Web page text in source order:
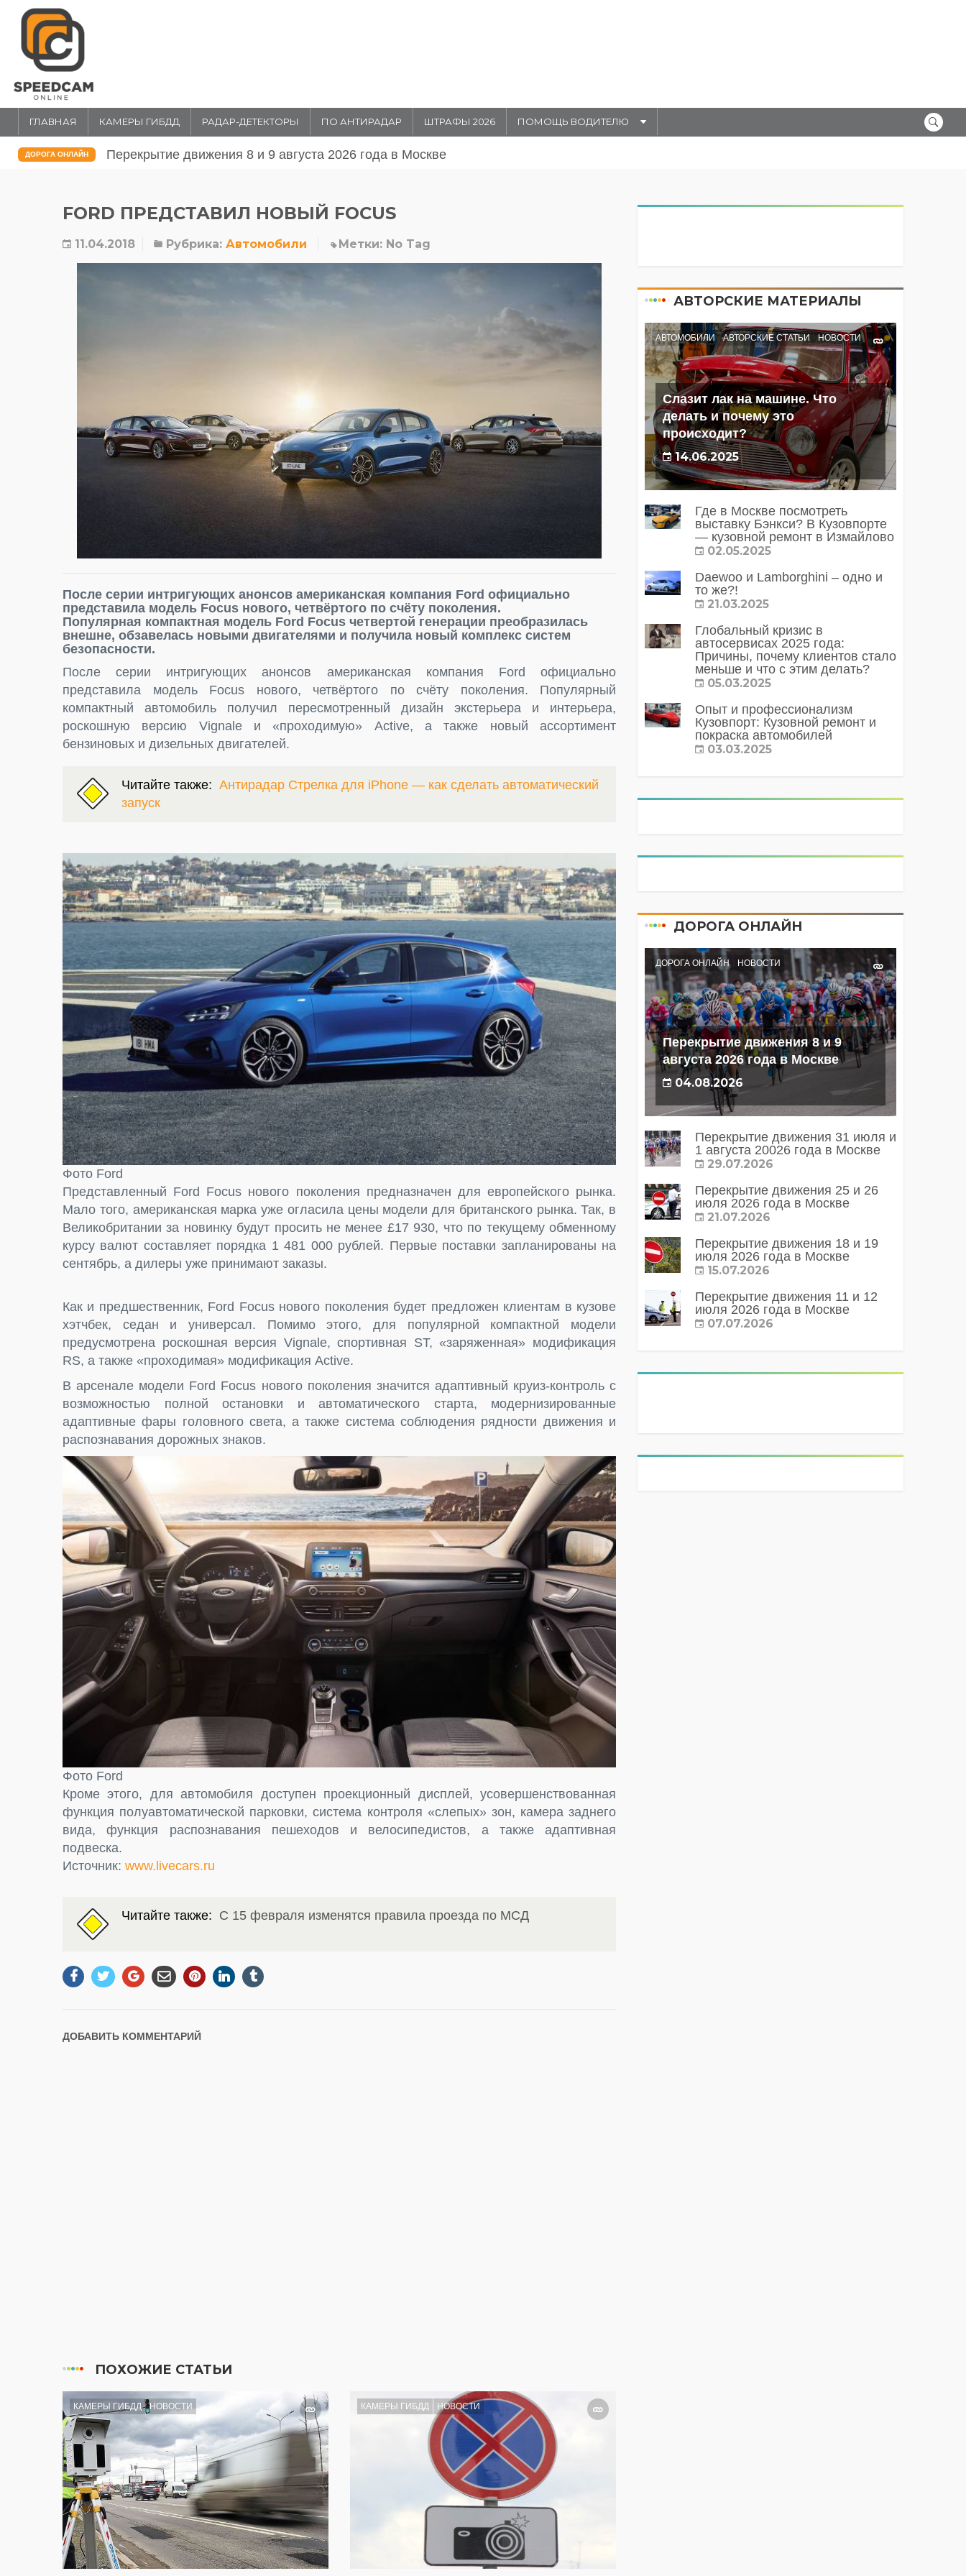
ГЛАВНАЯ КАМЕРЫ ГИБДД РАДАР-ДЕТЕКТОРЫ ПО АНТИРАДАР ШТРАФЫ 2026 ПОМОЩЬ ВОДИТЕЛЮ
ДОРОГА ОНЛАЙН Перекрытие движения 31 июля и 1 августа 20026 года в Москве
FORD ПРЕДСТАВИЛ НОВЫЙ FOCUS
11.04.2018 Рубрика: Автомобили Метки: No Tag
После серии интригующих анонсов американская компания Ford официально
представила модель Focus нового, четвёртого по счёту поколения.
Популярная компактная модель Ford Focus четвертой генерации преобразилась
внешне, обзавелась новыми двигателями и получила новый комплекс систем
безопасности.
После серии интригующих анонсов американская компания Ford официально
представила модель Focus нового, четвёртого по счёту поколения. Популярный
компактный автомобиль получил пересмотренный дизайн экстерьера и интерьера,
роскошную версию Vignale и «проходимую» Active, а также новый ассортимент
бензиновых и дизельных двигателей.
Читайте также: Антирадар Стрелка для iPhone — как сделать автоматический
запуск
Фото Ford
Представленный Ford Focus нового поколения предназначен для европейского рынка.
Мало того, американская марка уже огласила цены модели для британского рынка. Так, в
Великобритании за новинку будут просить не менее £17 930, что по текущему обменному
курсу валют составляет порядка 1 481 000 рублей. Первые поставки запланированы на
сентябрь, а дилеры уже принимают заказы.
Как и предшественник, Ford Focus нового поколения будет предложен клиентам в кузове
хэтчбек, седан и универсал. Помимо этого, для популярной компактной модели
предусмотрена роскошная версия Vignale, спортивная ST, «заряженная» модификация
RS, а также «проходимая» модификация Active.
В арсенале модели Ford Focus нового поколения значится адаптивный круиз-контроль с
возможностью полной остановки и автоматического старта, модернизированные
адаптивные фары головного света, а также система соблюдения рядности движения и
распознавания дорожных знаков.
Фото Ford
Кроме этого, для автомобиля доступен проекционный дисплей, усовершенствованная
функция полуавтоматической парковки, система контроля «слепых» зон, камера заднего
вида, функция распознавания пешеходов и велосипедистов, а также адаптивная
подвеска.
Источник: www.livecars.ru
Читайте также: С 15 февраля изменятся правила проезда по МСД
ДОБАВИТЬ КОММЕНТАРИЙ
ПОХОЖИЕ СТАТЬИ
КАМЕРЫ ГИБДД НОВОСТИ КАМЕРЫ ГИБДД НОВОСТИ
АВТОРСКИЕ МАТЕРИАЛЫ
АВТОМОБИЛИ АВТОРСКИЕ СТАТЬИ НОВОСТИ
Слазит лак на машине. Что
делать и почему это
происходит?
14.06.2025
Где в Москве посмотреть
выставку Бэнкси? В Кузовпорте
— кузовной ремонт в Измайлово
02.05.2025
Daewoo и Lamborghini – одно и
то же?!
21.03.2025
Глобальный кризис в
автосервисах 2025 года:
Причины, почему клиентов стало
меньше и что с этим делать?
05.03.2025
Опыт и профессионализм
Кузовпорт: Кузовной ремонт и
покраска автомобилей
03.03.2025
ДОРОГА ОНЛАЙН
ДОРОГА ОНЛАЙН НОВОСТИ
Перекрытие движения 8 и 9
августа 2026 года в Москве
04.08.2026
Перекрытие движения 31 июля и
1 августа 20026 года в Москве
29.07.2026
Перекрытие движения 25 и 26
июля 2026 года в Москве
21.07.2026
Перекрытие движения 18 и 19
июля 2026 года в Москве
15.07.2026
Перекрытие движения 11 и 12
июля 2026 года в Москве
07.07.2026